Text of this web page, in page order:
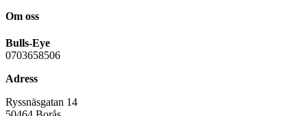
Om oss
Bulls-Eye
0703658506
Adress
Ryssnäsgatan 14